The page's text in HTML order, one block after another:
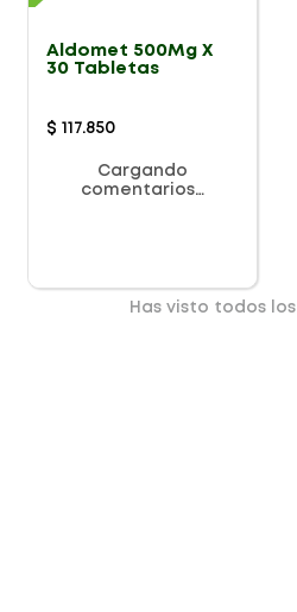
Aldomet 500Mg X
30 Tabletas
$ 117.850
Cargando
comentarios…
Has visto todos los